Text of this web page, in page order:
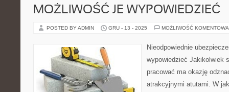
MOŻLIWOŚĆ JE WYPOWIEDZIEĆ
POSTED BY ADMIN GRU - 13 - 2025 MOŻLIWOŚĆ
Nieodpowiednie
wypowiedzieć Jakikolwiek
pracować ma okazję
atrakcyjnymi atutami. W